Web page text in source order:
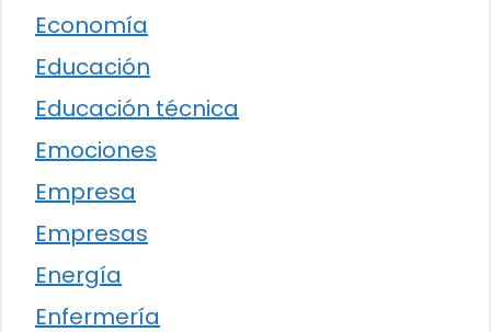
Economía
Educación
Educación técnica
Emociones
Empresa
Empresas
Energía
Enfermería